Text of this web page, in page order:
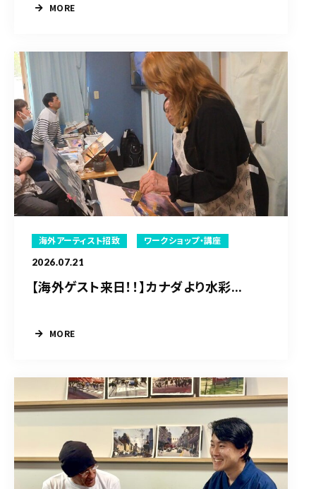
MORE
海外アーティスト招致 ワークショップ・講座
2026.07.21
【海外ゲスト来日！！】カナダより水彩...
MORE